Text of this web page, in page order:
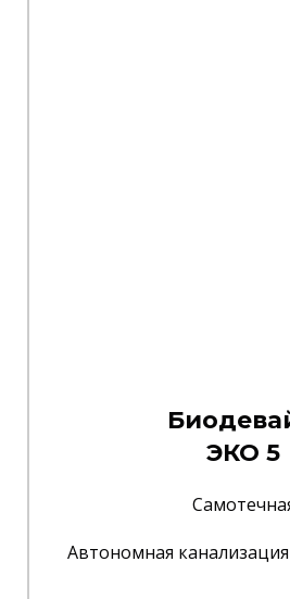
ЭКО 5
Автономная